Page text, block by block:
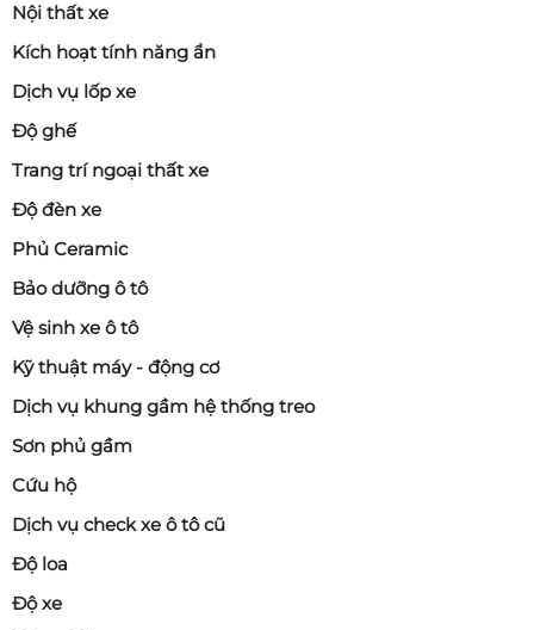
Nội thất xe
Kích hoạt tính năng ẩn
Dịch vụ lốp xe
Độ ghế
Trang trí ngoại thất xe
Độ đèn xe
Phủ Ceramic
Bảo dưỡng ô tô
Vệ sinh xe ô tô
Kỹ thuật máy - động cơ
Dịch vụ khung gầm hệ thống treo
Sơn phủ gầm
Cứu hộ
Dịch vụ check xe ô tô cũ
Độ loa
Độ xe